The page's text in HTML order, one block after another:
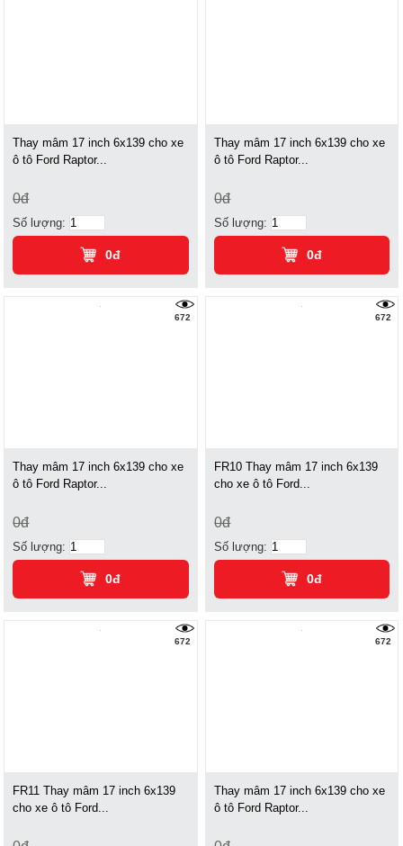
Thay mâm 17 inch 6x139 cho xe
ô tô Ford Raptor...
0đ
Số lượng:
0đ
Thay mâm 17 inch 6x139 cho xe
ô tô Ford Raptor...
0đ
Số lượng:
0đ
672
Thay mâm 17 inch 6x139 cho xe
ô tô Ford Raptor...
0đ
Số lượng:
0đ
672
FR10 Thay mâm 17 inch 6x139
cho xe ô tô Ford...
0đ
Số lượng:
0đ
672
FR11 Thay mâm 17 inch 6x139
cho xe ô tô Ford...
672
Thay mâm 17 inch 6x139 cho xe
ô tô Ford Raptor...